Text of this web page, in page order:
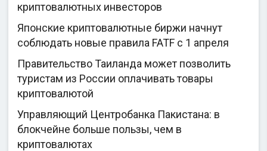
криптовалютных инвесторов
Японские криптовалютные биржи начнут
соблюдать новые правила FATF с 1 апреля
Правительство Таиланда может позволить
туристам из России оплачивать товары
криптовалютой
Управляющий Центробанка Пакистана: в
блокчейне больше пользы, чем в
криптовалютах